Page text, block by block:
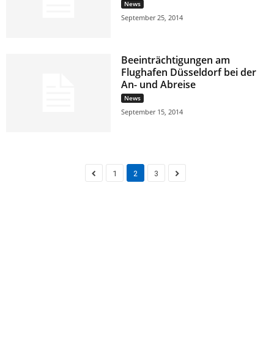
News
September 25, 2014
Beeinträchtigungen am
Flughafen Düsseldorf bei der
An- und Abreise
News
September 15, 2014
1 2 3